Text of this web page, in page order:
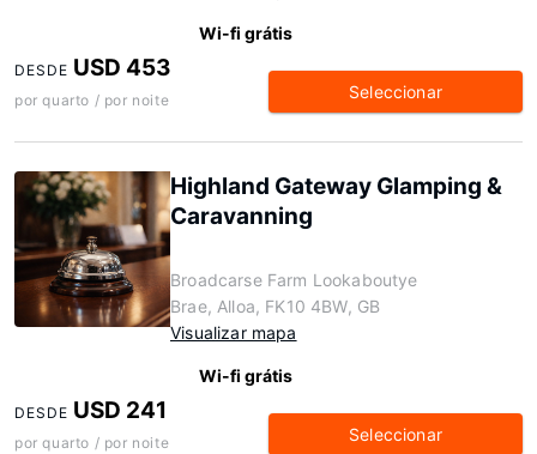
Wi-fi grátis
DESDE USD 453
por quarto / por noite Seleccionar
Highland Gateway Glamping &
Caravanning
Broadcarse Farm Lookaboutye
Brae, Alloa, FK10 4BW, GB
Visualizar mapa
Wi-fi grátis
DESDE USD 241
por quarto / por noite Seleccionar